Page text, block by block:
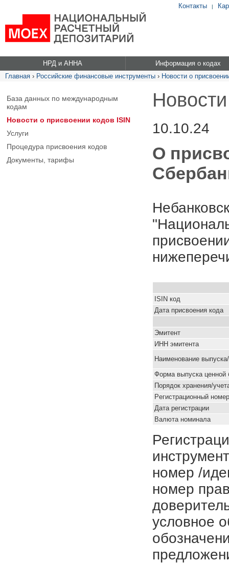
Контакты |
НРД и АННА
Информация о кодах
Главная › Российские финансовые инструменты › Новости о
База данных по международным
кодам
Новости о присвоении кодов ISIN
Услуги
Процедура присвоения кодов
Документы, тарифы
10.10.24
О
ISIN код
Дата присвоения кода
Эмитент
ИНН эмитента
Наименование
Форма выпуска ценной
Порядок хранения/
Pегистрационный номер
Дата регистрации
Валюта номинала
номер /
номер
условное